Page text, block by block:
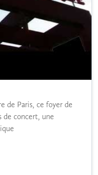
de Paris, ce foyer de
de concert, une